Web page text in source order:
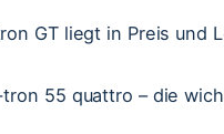
GT liegt in Preis und
55 quattro – die